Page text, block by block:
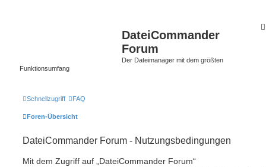
DateiCommander
Forum
Der Dateimanager mit dem größten
Funktionsumfang
Schnellzugriff FAQ
Foren-Übersicht
DateiCommander Forum - Nutzungsbedingungen
Mit dem Zugriff auf „DateiCommander Forum“